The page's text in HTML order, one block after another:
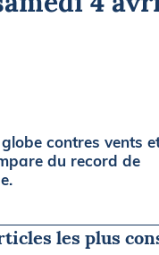
contres vents
du record de
les plus